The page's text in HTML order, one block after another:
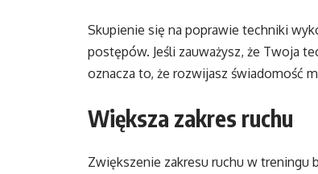
Skupienie się na poprawie techniki
postępów. Jeśli zauważysz, że Twoja
oznacza to, że rozwijasz świadomość
Większa zakres ruchu
Zwiększenie zakresu ruchu w treningu